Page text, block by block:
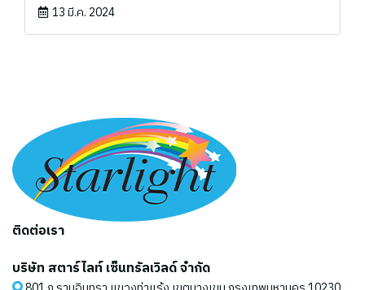
13 มี.ค. 2024
ติดต่อเรา
บริษัท สตาร์ไลท์ เซ็นทรัลเวิลด์ จำกัด